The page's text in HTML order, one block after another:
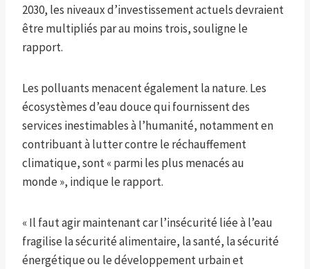
2030, les niveaux d’investissement actuels devraient
être multipliés par au moins trois, souligne le
rapport.
Les polluants menacent également la nature. Les
écosystèmes d’eau douce qui fournissent des
services inestimables à l’humanité, notamment en
contribuant à lutter contre le réchauffement
climatique, sont « parmi les plus menacés au
monde », indique le rapport.
« Il faut agir maintenant car l’insécurité liée à l’eau
fragilise la sécurité alimentaire, la santé, la sécurité
énergétique ou le développement urbain et